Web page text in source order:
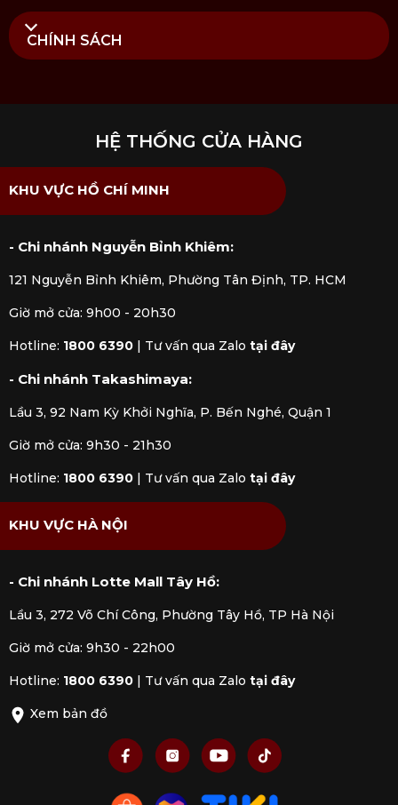
CHÍNH SÁCH
HỆ THỐNG CỬA HÀNG
KHU VỰC HỒ CHÍ MINH
- Chi nhánh Nguyễn Bỉnh Khiêm:
121 Nguyễn Bỉnh Khiêm, Phường Tân Định, TP. HCM
Giờ mở cửa: 9h00 - 20h30
Hotline: 1800 6390 Tư vấn qua Zalo tại đây
- Chi nhánh Takashimaya:
Lầu 3, 92 Nam Kỳ Khởi Nghĩa, P. Bến Nghé, Quận 1
Giờ mở cửa: 9h30 - 21h30
Hotline: 1800 6390 Tư vấn qua Zalo tại đây
KHU VỰC HÀ NỘI
- Chi nhánh Lotte Mall Tây Hồ:
Lầu 3, 272 Võ Chí Công, Phường Tây Hồ, TP Hà Nội
Giờ mở cửa: 9h30 - 22h00
Hotline: 1800 6390 Tư vấn qua Zalo tại đây
Xem bản đồ